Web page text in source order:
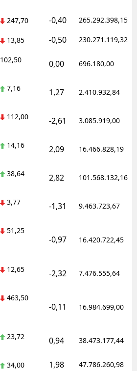
247,70 -0,40 265.292.398,15
13,85 -0,50 230.271.119,32
102,50 0,00 696.180,00
7,16 1,27 2.410.932,84
112,00 -2,61 3.085.919,00
14,16 2,09 16.466.828,19
38,64 2,82 101.568.132,16
3,77 -1,31 9.463.723,67
51,25
-0,97 16.420.722,45
12,65 -2,32 7.476.555,64
463,50
-0,11 16.984.699,00
23,72 0,94 38.473.177,44
34,00 1,98 47.786.260,98